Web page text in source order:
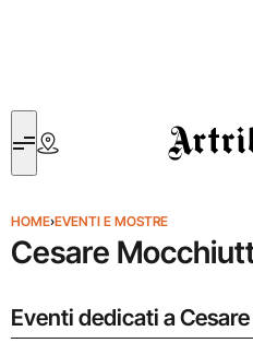
Artribune
HOME›EVENTI E MOSTRE
Cesare
Eventi dedicati a